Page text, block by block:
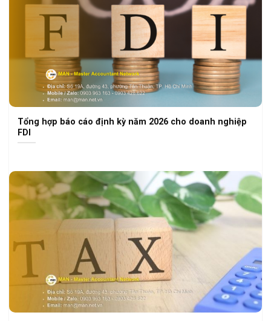
Tổng hợp báo cáo định kỳ năm 2026 cho doanh nghiệp
FDI